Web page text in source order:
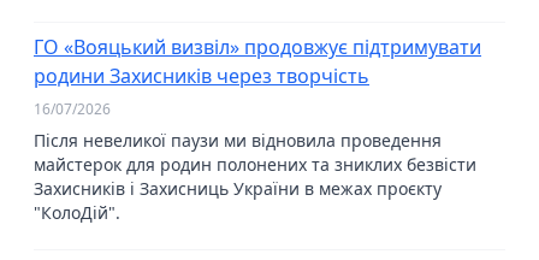
ГО «Вояцький визвіл» продовжує підтримувати
родини Захисників через творчість
16/07/2026
Після невеликої паузи ми відновила проведення
майстерок для родин полонених та зниклих безвісти
Захисників і Захисниць України в межах проєкту
"КолоДій".